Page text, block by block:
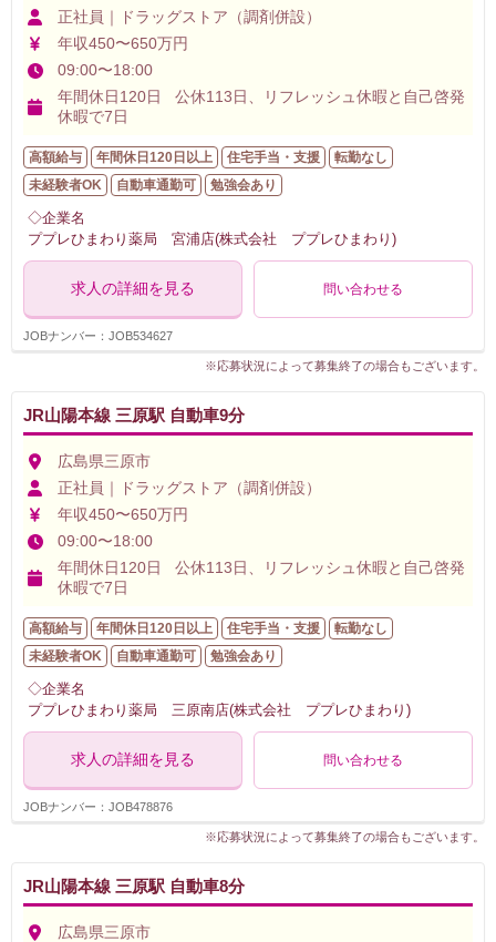
正社員｜ドラッグストア（調剤併設）
年収450〜650万円
09:00〜18:00
年間休日120日 公休113日、リフレッシュ休暇と自己啓発
休暇で7日
高額給与 年間休日120日以上 住宅手当・支援
転勤なし
未経験者OK
自動車通勤可 勉強会あり
◇企業名
ププレひまわり薬局 宮浦店(株式会社 ププレひまわり)
求人の詳細を見る 問い合わせる
JOBナンバー：JOB534627
※応募状況によって募集終了の場合もございます。
JR山陽本線 三原駅 自動車9分
広島県三原市
正社員｜ドラッグストア（調剤併設）
年収450〜650万円
09:00〜18:00
年間休日120日 公休113日、リフレッシュ休暇と自己啓発
休暇で7日
高額給与 年間休日120日以上 住宅手当・支援
転勤なし
未経験者OK
自動車通勤可 勉強会あり
◇企業名
ププレひまわり薬局 三原南店(株式会社 ププレひまわり)
求人の詳細を見る 問い合わせる
JOBナンバー：JOB478876
※応募状況によって募集終了の場合もございます。
JR山陽本線 三原駅 自動車8分
広島県三原市